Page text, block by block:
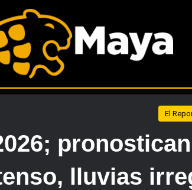
El
lluvias